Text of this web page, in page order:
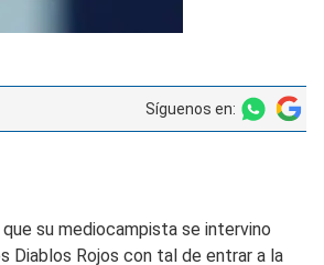
Síguenos en:
su mediocampista se intervino
Diablos Rojos con tal de entrar a la